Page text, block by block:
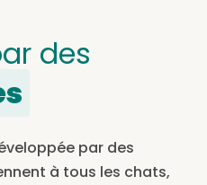
des
par des
à tous les chats,